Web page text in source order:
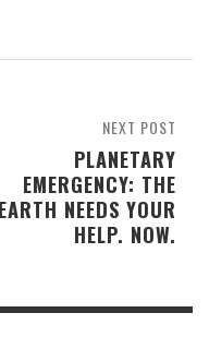
NEXT POST
PLANETARY
EMERGENCY: THE
EARTH NEEDS YOUR
HELP. NOW.